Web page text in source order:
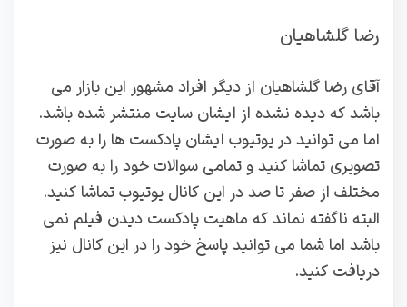
رضا گلشاهیان
آقای رضا گلشاهیان از دیگر افراد مشهور این بازار می
باشد که دیده نشده از ایشان سایت منتشر شده باشد.
اما می توانید در یوتیوب ایشان پادکست ها را به صورت
تصویری تماشا کنید و تمامی سوالات خود را به صورت
مختلف از صفر تا صد در این کانال یوتیوب تماشا کنید.
البته ناگفته نماند که ماهیت پادکست دیدن‌ فیلم نمی
باشد اما شما می توانید پاسخ خود را در این کانال نیز
دریافت کنید‌.